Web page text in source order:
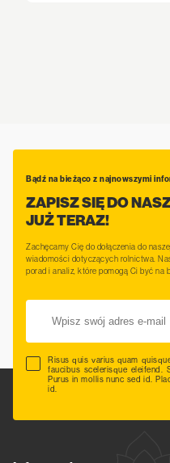
Bądź na bieżąco z najnowszymi
ZAPISZ SIĘ DO
JUŻ TERAZ!
Zachęcamy Cię do dołączenia do
wiadomości dotyczących rolnictwa.
porad i analiz, które pomogą Ci być na
Risus quis varius quam
faucibus scelerisque eleifend.
Purus in mollis nunc sed id.
id.